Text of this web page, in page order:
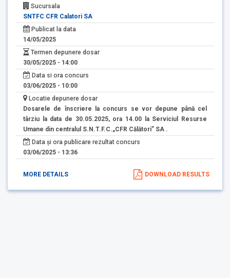
Sucursala
SNTFC CFR Calatori SA
Publicat la data
14/05/2025
Termen depunere dosar
30/05/2025 - 14:00
Data si ora concurs
03/06/2025 - 10:00
Locatie depunere dosar
Dosarele de înscriere la concurs se vor depune până cel
târziu la data de 30.05.2025, ora 14.00 la Serviciul Resurse
Umane din centralul S.N.T.F.C.„CFR Călători” SA .
Data și ora publicare rezultat concurs
03/06/2025 - 13:36
MORE DETAILS DOWNLOAD RESULTS